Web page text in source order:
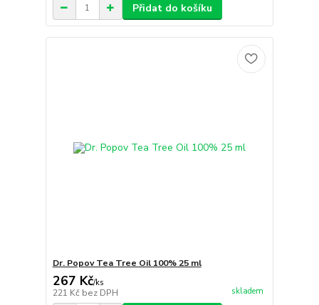
Přidat do košíku
Dr. Popov Tea Tree Oil 100% 25 ml
267 Kč/ks
221 Kč bez DPH skladem